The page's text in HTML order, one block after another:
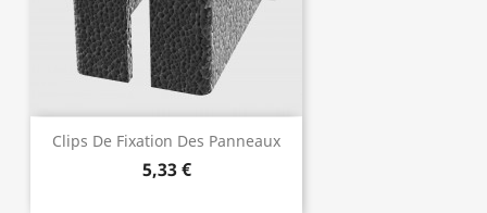
Clips De Fixation Des Panneaux
5,33 €